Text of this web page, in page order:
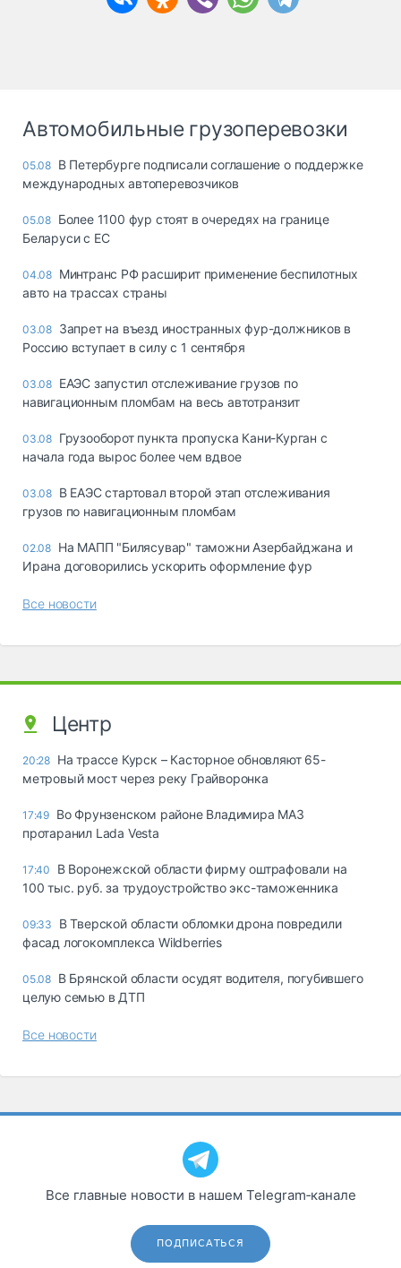
Автомобильные грузоперевозки
05.08 В Петербурге подписали соглашение о поддержке
международных автоперевозчиков
05.08 Более 1100 фур стоят в очередях на границе
Беларуси с ЕС
04.08 Минтранс РФ расширит применение беспилотных
авто на трассах страны
03.08 Запрет на въезд иностранных фур-должников в
Россию вступает в силу с 1 сентября
03.08 ЕАЭС запустил отслеживание грузов по
навигационным пломбам на весь автотранзит
03.08 Грузооборот пункта пропуска Кани-Курган с
начала года вырос более чем вдвое
03.08 В ЕАЭС стартовал второй этап отслеживания
грузов по навигационным пломбам
02.08 На МАПП "Билясувар" таможни Азербайджана и
Ирана договорились ускорить оформление фур
Все новости
Центр
20:28 На трассе Курск – Касторное обновляют 65-
метровый мост через реку Грайворонка
17:49 Во Фрунзенском районе Владимира МАЗ
протаранил Lada Vesta
17:40
В Воронежской области фирму оштрафовали на
100 тыс. руб. за трудоустройство экс-таможенника
09:33
В Тверской области обломки дрона повредили
фасад логокомплекса Wildberries
05.08 В Брянской области осудят водителя, погубившего
целую семью в ДТП
Все новости
Все главные новости в нашем Telegram‑канале
ПОДПИСАТЬСЯ